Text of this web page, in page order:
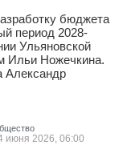
бюджета
период 2028-
Ульяновской
Ильи Ножечкина.
Александр
июня 2026, 06:00